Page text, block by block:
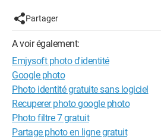
Partager
A voir également:
Emjysoft photo d'identité
Google photo
Photo identité gratuite sans logiciel
Recuperer photo google photo
Photo filtre 7 gratuit
Partage photo en ligne gratuit